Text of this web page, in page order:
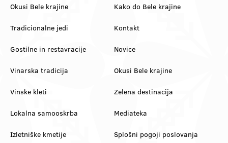
Okusi Bele krajine
Tradicionalne jedi
Gostilne in restavracije
Vinarska tradicija
Vinske kleti
Lokalna samooskrba
Izletniške kmetije
Kako do Bele krajine
Kontakt
Novice
Okusi Bele krajine
Zelena destinacija
Mediateka
Splošni pogoji poslovanja